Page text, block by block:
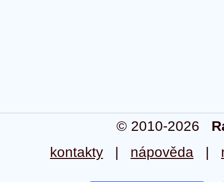
© 2010-2026
kontakty | nápověda |